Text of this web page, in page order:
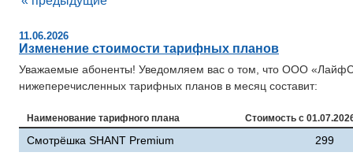
11.06.2026
Изменение стоимости тарифных планов
Уважаемые абоненты! Уведомляем вас о том, что ООО
нижеперечисленных тарифных планов в месяц составит:
Наименование тарифного плана Стоимость с
Смотрёшка SHANT Premium
299